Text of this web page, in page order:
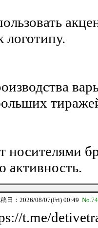
логотипу.
носителями
активность.
日：2026/08/07(Fri) 00:49
t.me/